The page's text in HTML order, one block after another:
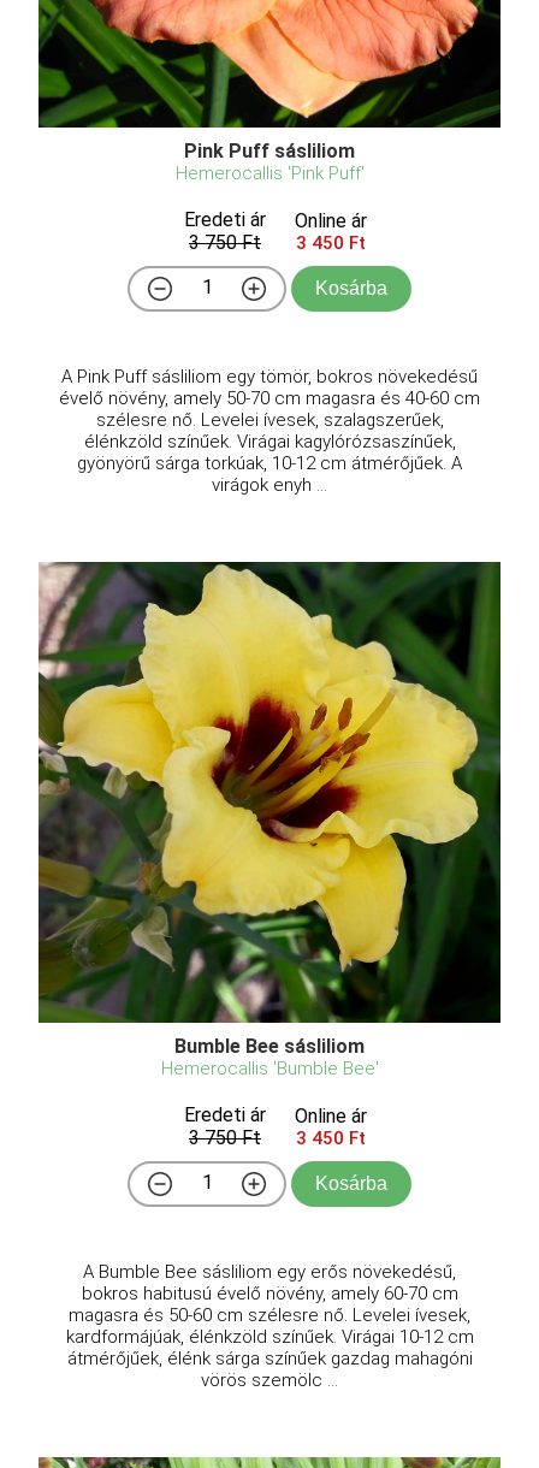
Pink Puff sásliliom
Hemerocallis 'Pink Puff'
Eredeti ár
3 750 Ft
Online ár
3 450 Ft
Kosárba
A Pink Puff sásliliom egy tömör, bokros növekedésű
évelő növény, amely 50-70 cm magasra és 40-60 cm
szélesre nő. Levelei ívesek, szalagszerűek,
élénkzöld színűek. Virágai kagylórózsaszínűek,
gyönyörű sárga torkúak, 10-12 cm átmérőjűek. A
virágok enyh ...
Bumble Bee sásliliom
Hemerocallis 'Bumble Bee'
Eredeti ár
3 750 Ft
Online ár
3 450 Ft
Kosárba
A Bumble Bee sásliliom egy erős növekedésű,
bokros habitusú évelő növény, amely 60-70 cm
magasra és 50-60 cm szélesre nő. Levelei ívesek,
kardformájúak, élénkzöld színűek. Virágai 10-12 cm
átmérőjűek, élénk sárga színűek gazdag mahagóni
vörös szemölc ...